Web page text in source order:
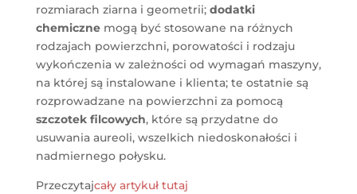
rozmiarach ziarna i geometrii; dodatki
chemicznemogą być stosowane na różnych
rodzajach powierzchni, porowatości i rodzaju
wykończenia w zależności od wymagań maszyny,
na której są instalowane i klienta; te ostatnie są
rozprowadzane na powierzchni za pomocą
szczotek filcowych, które są przydatne do
usuwania aureoli, wszelkich niedoskonałości i
nadmiernego połysku.
Przeczytajcały artykuł tutaj